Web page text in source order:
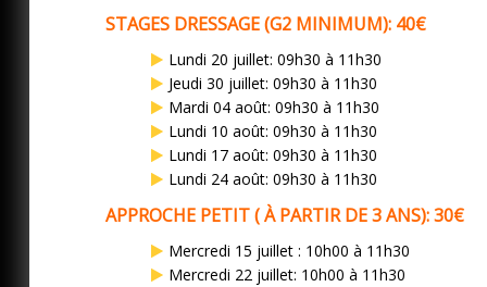
STAGES DRESSAGE (G2 MINIMUM): 40€
Lundi 20 juillet: 09h30 à 11h30
Jeudi 30 juillet: 09h30 à 11h30
Mardi 04 août: 09h30 à 11h30
Lundi 10 août: 09h30 à 11h30
Lundi 17 août: 09h30 à 11h30
Lundi 24 août: 09h30 à 11h30
APPROCHE PETIT ( À PARTIR DE 3 ANS): 30€
Mercredi 15 juillet : 10h00 à 11h30
Mercredi 22 juillet: 10h00 à 11h30